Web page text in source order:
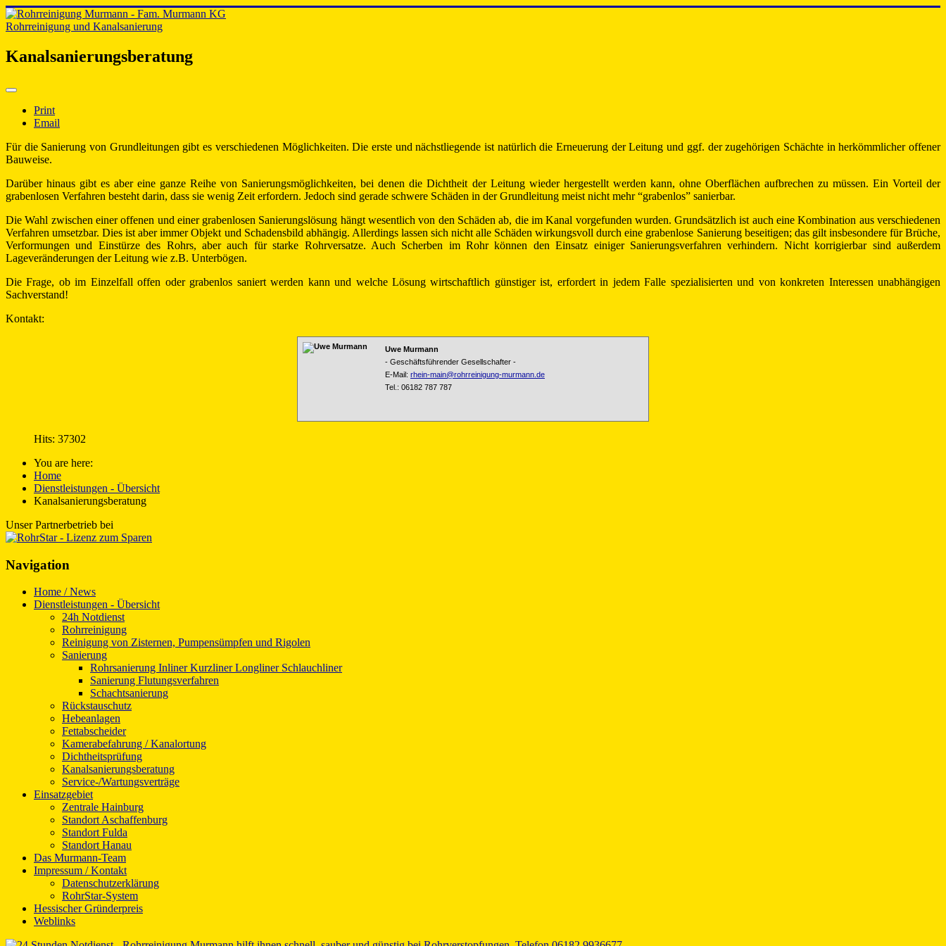
Rohrreinigung und Kanalsanierung
Kanalsanierungsberatung
Print
Email
Für die Sanierung von Grundleitungen gibt es verschiedenen Möglichkeiten. Die erste und nächstliegende ist natürlich die Erneuerung der Leitung und ggf. der zugehörigen Schächte in herkömmlicher offener
Bauweise.
Darüber hinaus gibt es aber eine ganze Reihe von Sanierungsmöglichkeiten, bei denen die Dichtheit der Leitung wieder hergestellt werden kann, ohne Oberflächen aufbrechen zu müssen. Ein Vorteil der
grabenlosen Verfahren besteht darin, dass sie wenig Zeit erfordern. Jedoch sind gerade schwere Schäden in der Grundleitung meist nicht mehr “grabenlos” sanierbar.
Die Wahl zwischen einer offenen und einer grabenlosen Sanierungslösung hängt wesentlich von den Schäden ab, die im Kanal vorgefunden wurden. Grundsätzlich ist auch eine Kombination aus verschiedenen
Verfahren umsetzbar. Dies ist aber immer Objekt und Schadensbild abhängig. Allerdings lassen sich nicht alle Schäden wirkungsvoll durch eine grabenlose Sanierung beseitigen; das gilt insbesondere für Brüche,
Verformungen und Einstürze des Rohrs, aber auch für starke Rohrversatze. Auch Scherben im Rohr können den Einsatz einiger Sanierungsverfahren verhindern. Nicht korrigierbar sind außerdem
Lageveränderungen der Leitung wie z.B. Unterbögen.
Die Frage, ob im Einzelfall offen oder grabenlos saniert werden kann und welche Lösung wirtschaftlich günstiger ist, erfordert in jedem Falle spezialisierten und von konkreten Interessen unabhängigen
Sachverstand!
Kontakt:
Uwe Murmann
- Geschäftsführender Gesellschafter -
E-Mail: rhein-main@rohrreinigung-murmann.de
Tel.: 06182 787 787
Hits: 37302
You are here:
Home
Dienstleistungen - Übersicht
Kanalsanierungsberatung
Unser Partnerbetrieb bei
Navigation
Home / News
Dienstleistungen - Übersicht
24h Notdienst
Rohrreinigung
Reinigung von Zisternen, Pumpensümpfen und Rigolen
Sanierung
Rohrsanierung Inliner Kurzliner Longliner Schlauchliner
Sanierung Flutungsverfahren
Schachtsanierung
Rückstauschutz
Hebeanlagen
Fettabscheider
Kamerabefahrung / Kanalortung
Dichtheitsprüfung
Kanalsanierungsberatung
Service-/Wartungsverträge
Einsatzgebiet
Zentrale Hainburg
Standort Aschaffenburg
Standort Fulda
Standort Hanau
Das Murmann-Team
Impressum / Kontakt
Datenschutzerklärung
RohrStar-System
Hessischer Gründerpreis
Weblinks